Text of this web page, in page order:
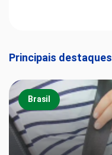
Principais destaques
Brasil